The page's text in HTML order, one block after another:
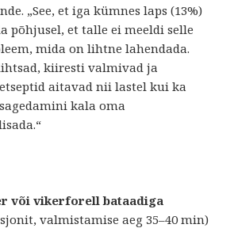
„See, et iga kümnes laps (13%)
põhjusel, et talle ei meeldi selle
mida on lihtne lahendada.
kiiresti valmivad ja
aitavad nii lastel kui ka
kala oma
või vikerforell bataadiga
valmistamise aeg 35–40 min)